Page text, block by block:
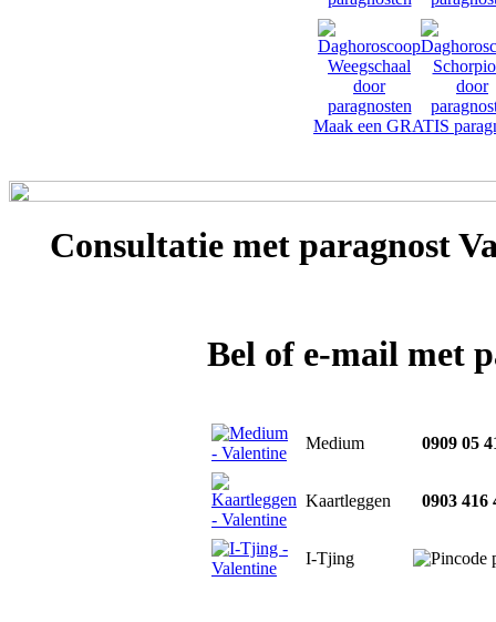
Maak een GRATIS
Consultatie met paragnost
Bel of e-mail met
Medium 0909 05
Kaartleggen 0903 416
I-Tjing